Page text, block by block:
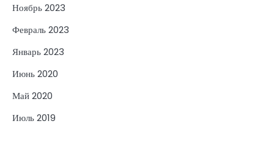
Ноябрь 2023
Февраль 2023
Январь 2023
Июнь 2020
Май 2020
Июль 2019